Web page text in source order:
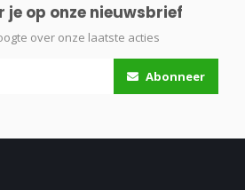
je op onze nieuwsbrief
over onze laatste acties
Abonneer